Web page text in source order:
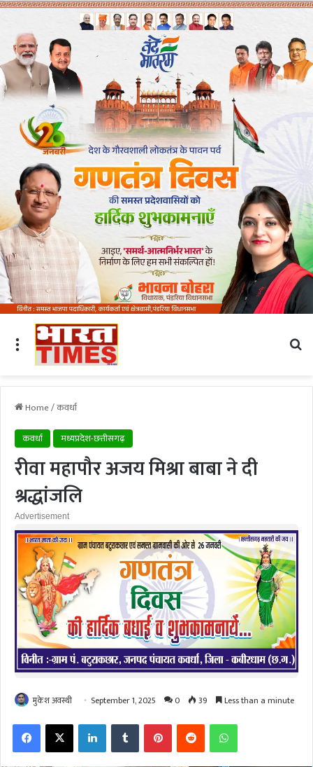
Menu
Home/कवर्धा
कवर्धा
मध्यप्रदेश-छत्तीसगढ़
रीवा महापौर अजय मिश्रा बाबा ने दी
श्रद्धांजलि
Advertisement
मुकेश अवस्थी September 1, 2025 0 39 Less than a minute
FacebookX LinkedInTumblr PinterestReddit WhatsApp